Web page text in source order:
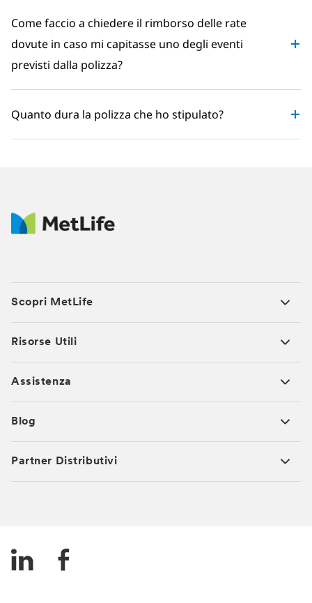
Come faccio a chiedere il rimborso delle rate
dovute in caso mi capitasse uno degli eventi
previsti dalla polizza?
Quanto dura la polizza che ho stipulato?
Scopri MetLife
Risorse Utili
Assistenza
Blog
Partner Distributivi